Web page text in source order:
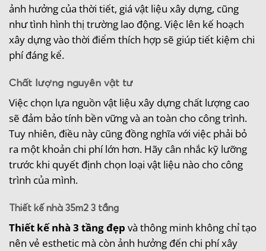
ảnh hưởng của thời tiết, giá vật liệu xây dựng, cũng
như tình hình thị trường lao động. Việc lên kế hoạch
xây dựng vào thời điểm thích hợp sẽ giúp tiết kiệm chi
phí đáng kể.
Chất lượng nguyên vật tư
Việc chọn lựa nguồn vật liệu xây dựng chất lượng cao
sẽ đảm bảo tính bền vững và an toàn cho công trình.
Tuy nhiên, điều này cũng đồng nghĩa với việc phải bỏ
ra một khoản chi phí lớn hơn. Hãy cân nhắc kỹ lưỡng
trước khi quyết định chọn loại vật liệu nào cho công
trình của mình.
Thiết kế nhà 35m2 3 tầng
Thiết kế nhà 3 tầng đẹp và thông minh không chỉ tạo
nên vẻ esthetic mà còn ảnh hưởng đến chi phí xây